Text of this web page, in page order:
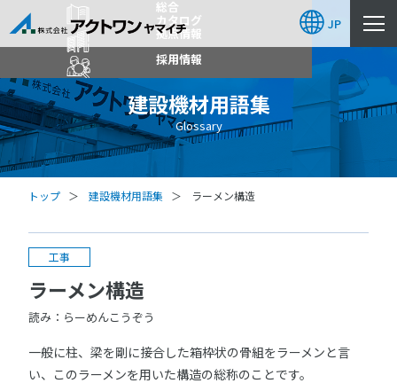
総合
カタログ
拠点情報
採用情報
JP
建設機材用語集
Glossary
トップ 建設機材用語集 ラーメン構造
工事
ラーメン構造
読み：らーめんこうぞう
一般に柱、梁を剛に接合した箱枠状の骨組をラーメンと言
い、このラーメンを用いた構造の総称のことです。